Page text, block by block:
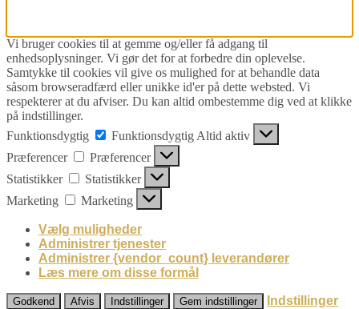
Vi bruger cookies til at gemme og/eller få adgang til
enhedsoplysninger. Vi gør det for at forbedre din oplevelse.
Samtykke til cookies vil give os mulighed for at behandle data
såsom browseradfærd eller unikke id'er på dette websted. Vi
respekterer at du afviser. Du kan altid ombestemme dig ved at klikke
på indstillinger.
Funktionsdygtig
Funktionsdygtig Altid aktiv
Præferencer
Præferencer
Statistikker
Statistikker
Marketing
Marketing
Vælg muligheder
Administrer tjenester
Administrer {vendor_count} leverandører
Læs mere om disse formål
Godkend Afvis Indstillinger Gem indstillinger Indstillinger